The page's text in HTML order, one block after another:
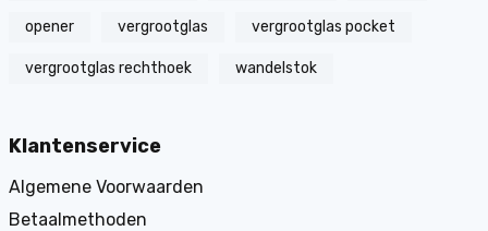
opener vergrootglas vergrootglas pocket
vergrootglas rechthoek wandelstok
Klantenservice
Algemene Voorwaarden
Betaalmethoden